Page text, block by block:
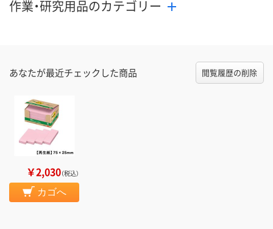
作業・研究用品のカテゴリー
あなたが最近チェックした商品 閲覧履歴の削除
￥2,030（税込）
カゴへ